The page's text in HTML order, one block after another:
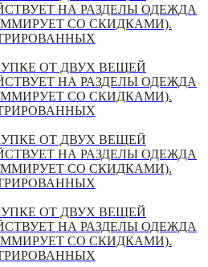
НА РАЗДЕЛЫ ОДЕЖДА
СО СКИДКАМИ).
ОТ ДВУХ ВЕЩЕЙ
НА РАЗДЕЛЫ ОДЕЖДА
СО СКИДКАМИ).
ОТ ДВУХ ВЕЩЕЙ
НА РАЗДЕЛЫ ОДЕЖДА
СО СКИДКАМИ).
ОТ ДВУХ ВЕЩЕЙ
НА РАЗДЕЛЫ ОДЕЖДА
СО СКИДКАМИ).